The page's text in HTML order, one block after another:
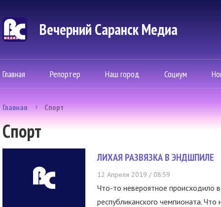
Вечерний Саранск Mедиа
Главная Репортер Наш город Социум
Главная Спорт
Спорт
ЛИХАЯ РАЗВЯЗКА В ЭНДШПИЛЕ
12 Апреля 2019 / 08:59
Что-то невероятное происходило
республиканского чемпионата.